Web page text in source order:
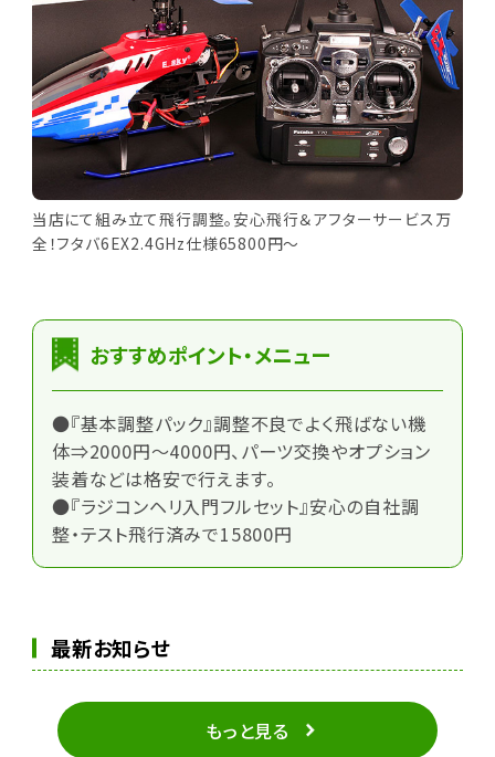
当店にて組み立て飛行調整。安心飛行＆アフターサービス万
全！フタバ6EX2.4GHz仕様65800円～
おすすめポイント・メニュー
●『基本調整パック』調整不良でよく飛ばない機
体⇒2000円～4000円、パーツ交換やオプション
装着などは格安で行えます。
●『ラジコンヘリ入門フルセット』安心の自社調
整・テスト飛行済みで15800円
最新お知らせ
もっと見る